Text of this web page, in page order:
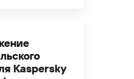
Kaspersky